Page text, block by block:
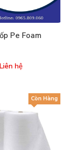
Pe Foam
Liên hệ
Còn Hàng